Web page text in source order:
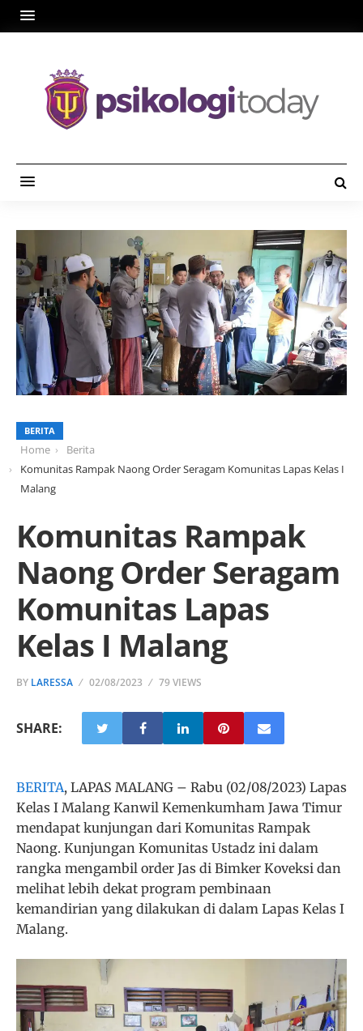
BERITA
Home
Berita
Komunitas Rampak Naong Order Seragam Komunitas Lapas Kelas I
Malang
Komunitas Rampak
Naong Order Seragam
Komunitas Lapas
Kelas I Malang
BY LARESSA 02/08/2023 79 VIEWS
SHARE:
BERITA, LAPAS MALANG – Rabu (02/08/2023) Lapas
Kelas I Malang Kanwil Kemenkumham Jawa Timur
mendapat kunjungan dari Komunitas Rampak
Naong. Kunjungan Komunitas Ustadz ini dalam
rangka mengambil order Jas di Bimker Koveksi dan
melihat lebih dekat program pembinaan
kemandirian yang dilakukan di dalam Lapas Kelas I
Malang.